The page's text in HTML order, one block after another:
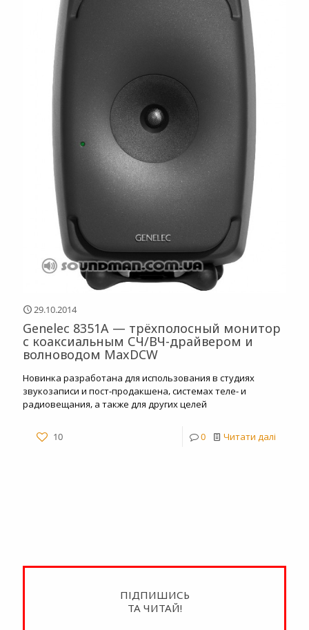
29.10.2014
Genelec 8351A — трёхполосный монитор
с коаксиальным СЧ/ВЧ-драйвером и
волноводом MaxDCW
Новинка разработана для использования в студиях
звукозаписи и пост-продакшена, системах теле- и
радиовещания, а также для других целей
10 0 Читати далі
ПІДПИШИСЬ
ТА ЧИТАЙ!